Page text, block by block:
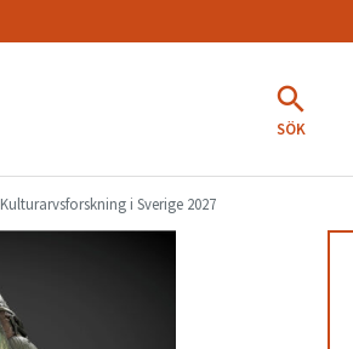
SÖK
Kulturarvsforskning i Sverige 2027